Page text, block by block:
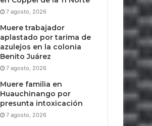
7 agosto, 2026
Muere trabajador
aplastado por tarima de
azulejos en la colonia
Benito Juárez
7 agosto, 2026
Muere familia en
Huauchinango por
presunta intoxicación
7 agosto, 2026